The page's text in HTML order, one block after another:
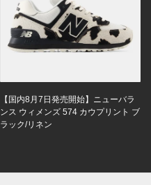
【国内8月7日発売開始】ニューバラ
ンス ウィメンズ 574 カウプリント ブ
ラック/リネン